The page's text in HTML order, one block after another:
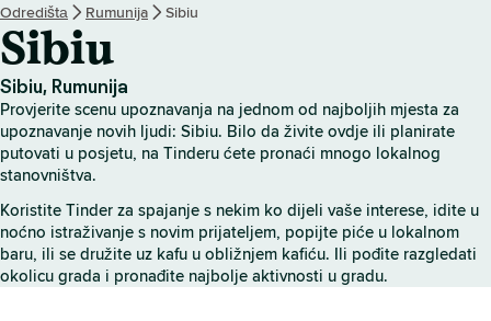
r
e
Odredištа Rumunija Sibiu
Sibiu
Sibiu, Rumunija
Provjerite scenu upoznavanja na jednom od najboljih mjesta za
upoznavanje novih ljudi: Sibiu. Bilo da živite ovdje ili planirate
putovati u posjetu, na Tinderu ćete pronaći mnogo lokalnog
stanovništva.
Koristite Tinder za spajanje s nekim ko dijeli vaše interese, idite u
noćno istraživanje s novim prijateljem, popijte piće u lokalnom
baru, ili se družite uz kafu u obližnjem kafiću. Ili pođite razgledati
okolicu grada i pronađite najbolje aktivnosti u gradu.